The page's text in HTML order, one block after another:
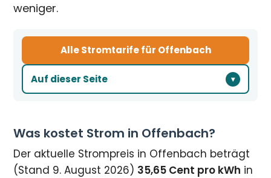
weniger.
Auf dieser Seite
Alle Stromtarife für Offenbach
Was kostet Strom in Offenbach?
Der aktuelle Strompreis in Offenbach beträgt
(Stand 9. August 2026) 35,65 Cent pro kWh in